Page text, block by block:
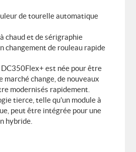
de tourelle automatique
chaud et de sérigraphie
changement de rouleau rapide
est née pour être
marché change, de nouveaux
modernisés rapidement.
tierce, telle qu’un module à
peut être intégrée pour une
hybride.